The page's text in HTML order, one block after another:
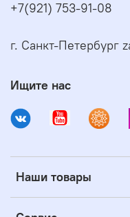
Наши товары
+7(921) 753-91-08
г.
Ищите нас